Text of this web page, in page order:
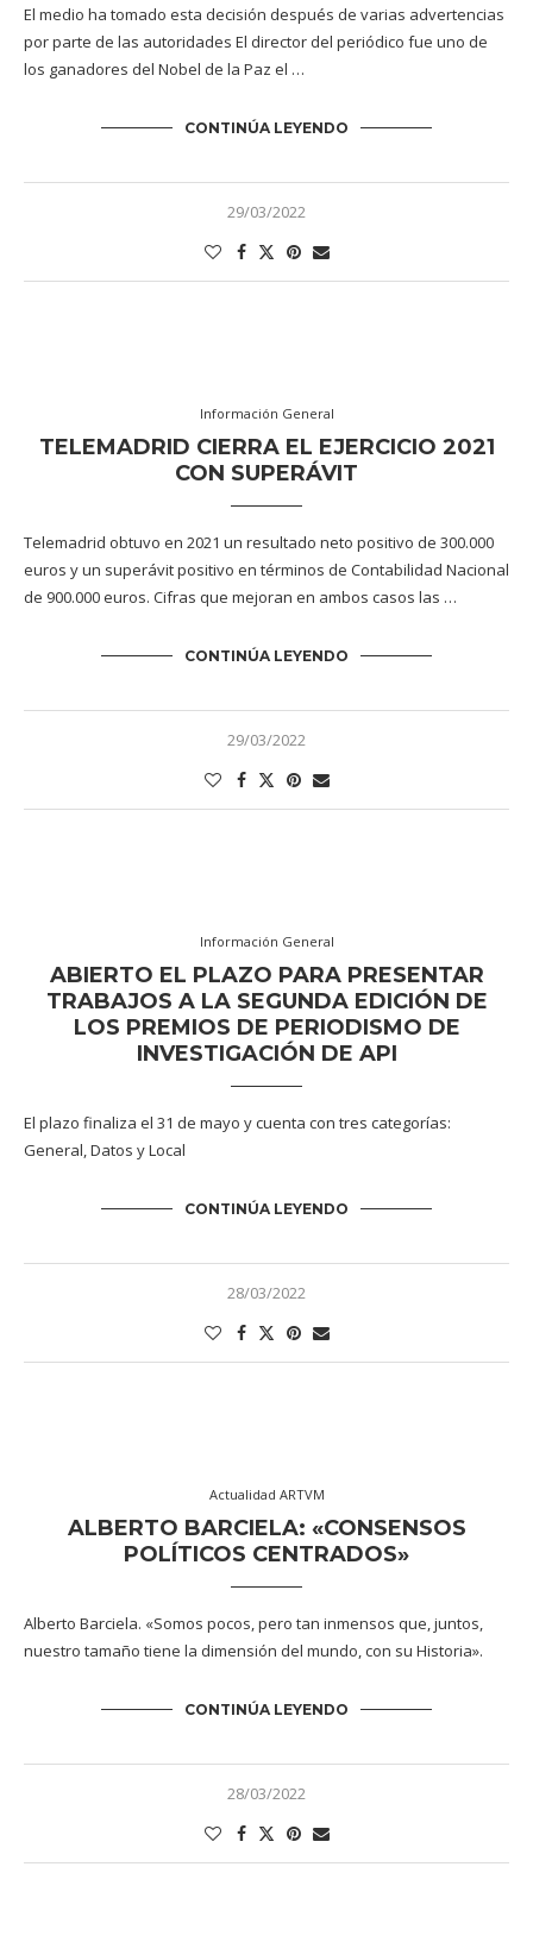
El medio ha tomado esta decisión después de varias advertencias
por parte de las autoridades El director del periódico fue uno de
los ganadores del Nobel de la Paz el …
CONTINÚA LEYENDO
29/03/2022
Información General
TELEMADRID CIERRA EL EJERCICIO 2021
CON SUPERÁVIT
Telemadrid obtuvo en 2021 un resultado neto positivo de 300.000
euros y un superávit positivo en términos de Contabilidad Nacional
de 900.000 euros. Cifras que mejoran en ambos casos las …
CONTINÚA LEYENDO
29/03/2022
Información General
ABIERTO EL PLAZO PARA PRESENTAR
TRABAJOS A LA SEGUNDA EDICIÓN DE
LOS PREMIOS DE PERIODISMO DE
INVESTIGACIÓN DE API
El plazo finaliza el 31 de mayo y cuenta con tres categorías:
General, Datos y Local
CONTINÚA LEYENDO
28/03/2022
Actualidad ARTVM
ALBERTO BARCIELA: «CONSENSOS
POLÍTICOS CENTRADOS»
Alberto Barciela. «Somos pocos, pero tan inmensos que, juntos,
nuestro tamaño tiene la dimensión del mundo, con su Historia».
CONTINÚA LEYENDO
28/03/2022